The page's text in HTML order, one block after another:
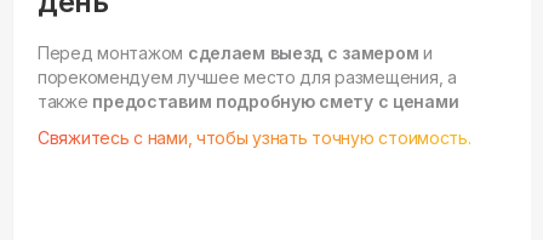
Перед монтажом сделаем выезд с замером и
порекомендуем лучшее место для размещения, а
также предоставим подробную смету с ценами
Свяжитесь с нами, чтобы узнать точную стоимость.